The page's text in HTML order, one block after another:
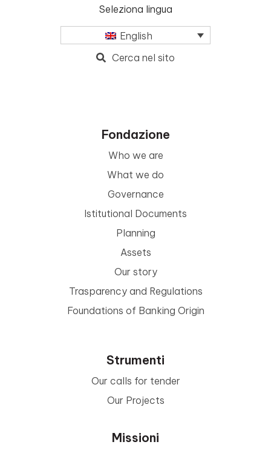
Seleziona lingua
English
Cerca nel sito
Fondazione
Who we are
What we do
Governance
Istitutional Documents
Planning
Assets
Our story
Trasparency and Regulations
Foundations of Banking Origin
Strumenti
Our calls for tender
Our Projects
Missioni